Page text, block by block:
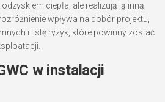
ciepła, ale realizują ją inną
wpływa na dobór projektu,
i listę ryzyk, które powinny zostać
w instalacji